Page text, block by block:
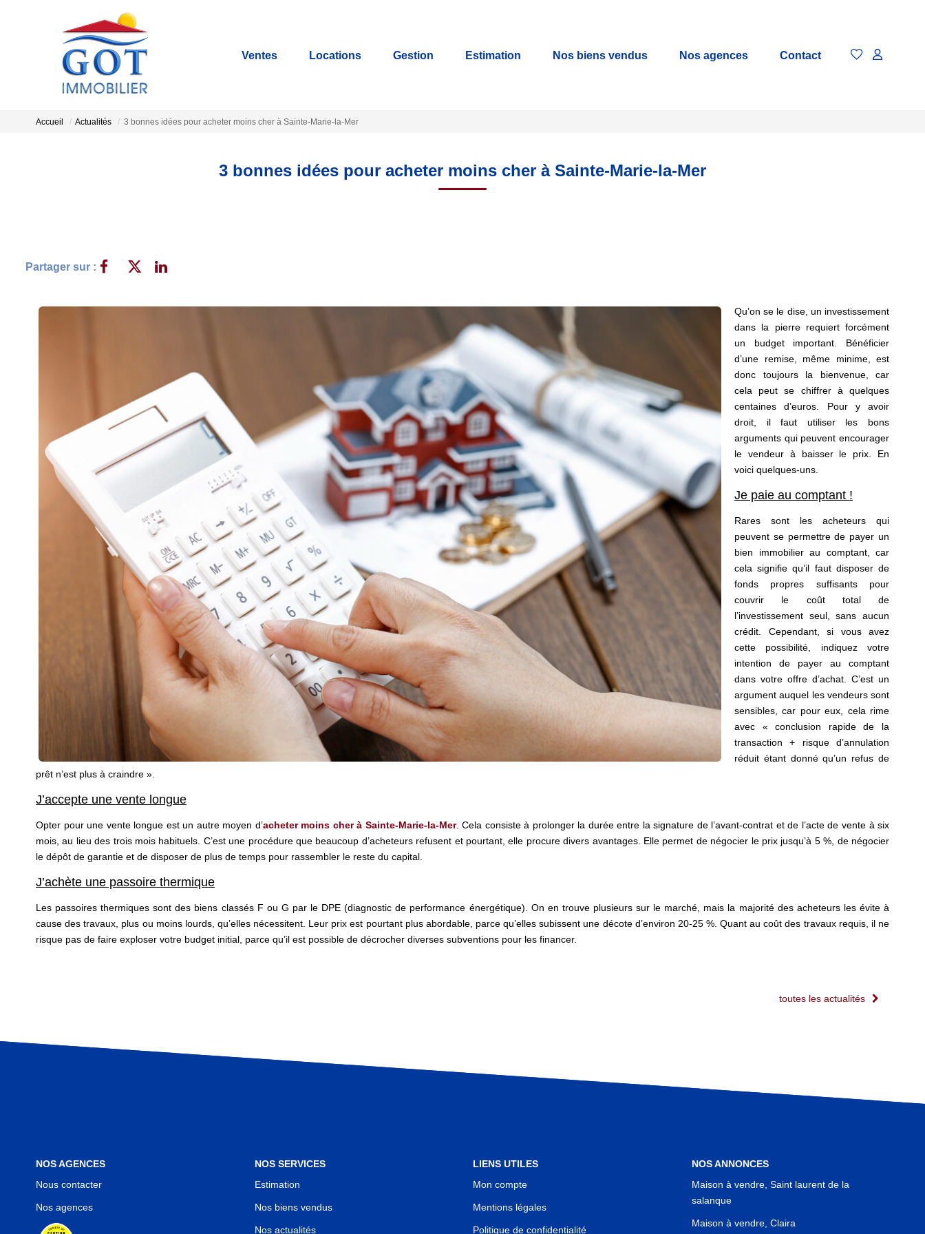
Ventes Locations Gestion Estimation Nos biens vendus Nos agences Contact
Accueil Actualités 3 bonnes idées pour acheter moins cher à Sainte-Marie-la-Mer
3 bonnes idées pour acheter moins cher à Sainte-Marie-la-Mer
Partager sur :
Qu’on se le dise, un investissement
dans la pierre requiert forcément
un budget important. Bénéficier
d’une remise, même minime, est
donc toujours la bienvenue, car
cela peut se chiffrer à quelques
centaines d’euros. Pour y avoir
droit, il faut utiliser les bons
arguments qui peuvent encourager
le vendeur à baisser le prix. En
voici quelques-uns.
Je paie au comptant !
Rares sont les acheteurs qui
peuvent se permettre de payer un
bien immobilier au comptant, car
cela signifie qu’il faut disposer de
fonds propres suffisants pour
couvrir le coût total de
l’investissement seul, sans aucun
crédit. Cependant, si vous avez
cette possibilité, indiquez votre
intention de payer au comptant
dans votre offre d’achat. C’est un
argument auquel les vendeurs sont
sensibles, car pour eux, cela rime
avec « conclusion rapide de la
transaction + risque d’annulation
réduit étant donné qu’un refus de
prêt n’est plus à craindre ».
J’accepte une vente longue
Opter pour une vente longue est un autre moyen d’acheter moins cher à Sainte-Marie-la-Mer. Cela consiste à prolonger la durée entre la signature de l’avant-contrat et de l’acte de vente à six
mois, au lieu des trois mois habituels. C’est une procédure que beaucoup d’acheteurs refusent et pourtant, elle procure divers avantages. Elle permet de négocier le prix jusqu’à 5 %, de négocier
le dépôt de garantie et de disposer de plus de temps pour rassembler le reste du capital.
J’achète une passoire thermique
Les passoires thermiques sont des biens classés F ou G par le DPE (diagnostic de performance énergétique). On en trouve plusieurs sur le marché, mais la majorité des acheteurs les évite à
cause des travaux, plus ou moins lourds, qu’elles nécessitent. Leur prix est pourtant plus abordable, parce qu’elles subissent une décote d’environ 20-25 %. Quant au coût des travaux requis, il ne
risque pas de faire exploser votre budget initial, parce qu’il est possible de décrocher diverses subventions pour les financer.
toutes les actualités
NOS AGENCES
Nous contacter
Nos agences
NOS SERVICES
Estimation
Nos biens vendus
Nos actualités
LIENS UTILES
Mon compte
Mentions légales
Politique de confidentialité
NOS ANNONCES
Maison à vendre, Saint laurent de la
salanque
Maison à vendre, Claira